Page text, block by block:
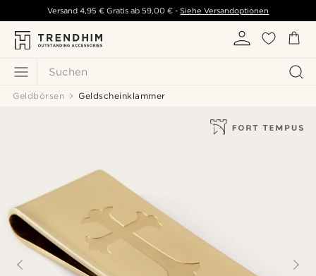
Suchen
Versand 4,95 € Gratis ab 59,00 € - Siehe Versandoptionen
Geldbörsen Geldscheinklammer